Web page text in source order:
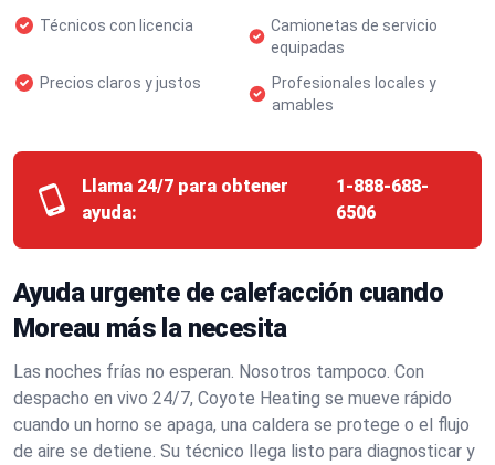
Técnicos con licencia
Camionetas de servicio
equipadas
Precios claros y justos
Profesionales locales y
amables
Llama 24/7 para obtener
ayuda:
1-888-688-
6506
Ayuda urgente de calefacción cuando
Moreau más la necesita
Las noches frías no esperan. Nosotros tampoco. Con
despacho en vivo 24/7, Coyote Heating se mueve rápido
cuando un horno se apaga, una caldera se protege o el flujo
de aire se detiene. Su técnico llega listo para diagnosticar y